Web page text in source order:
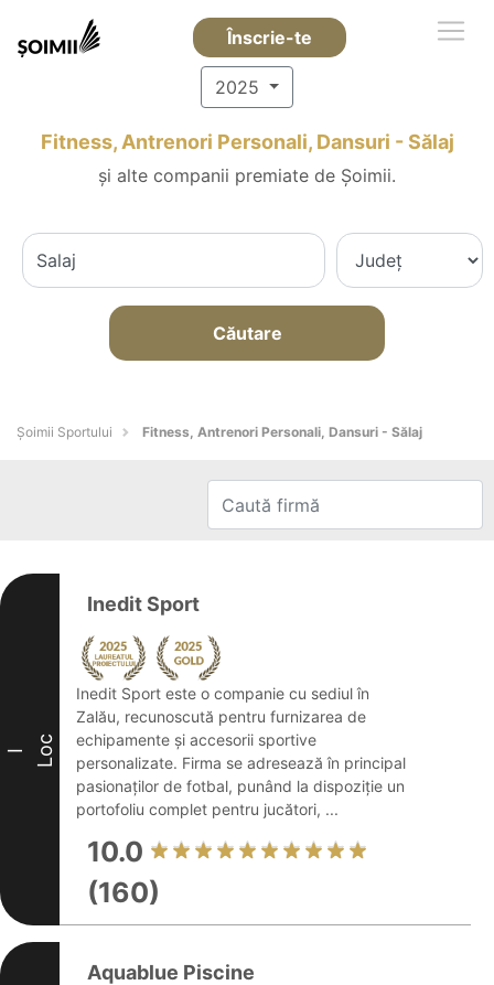
Înscrie-te
2025
Fitness, Antrenori Personali, Dansuri - Sălaj
și alte companii premiate de Șoimii.
Căutare
Șoimii Sportului Fitness, Antrenori Personali, Dansuri - Sălaj
I Loc
Inedit Sport
Inedit Sport este o companie cu sediul în
Zalău, recunoscută pentru furnizarea de
echipamente și accesorii sportive
personalizate. Firma se adresează în principal
pasionaților de fotbal, punând la dispoziție un
portofoliu complet pentru jucători, ...
10.0
(160)
Aquablue Piscine